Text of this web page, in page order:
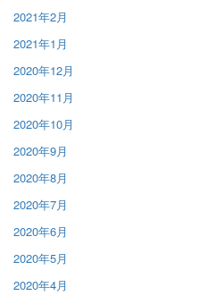
2021年2月
2021年1月
2020年12月
2020年11月
2020年10月
2020年9月
2020年8月
2020年7月
2020年6月
2020年5月
2020年4月